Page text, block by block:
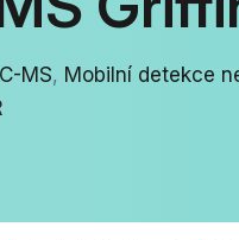
MS, Mobilní detekce